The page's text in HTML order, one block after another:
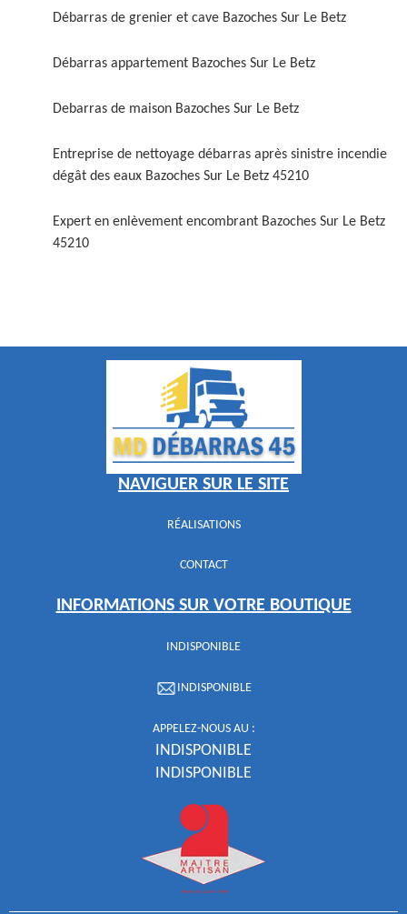
Débarras de grenier et cave Bazoches Sur Le Betz
Débarras appartement Bazoches Sur Le Betz
Debarras de maison Bazoches Sur Le Betz
Entreprise de nettoyage débarras après sinistre incendie
dégât des eaux Bazoches Sur Le Betz 45210
Expert en enlèvement encombrant Bazoches Sur Le Betz
45210
NAVIGUER SUR LE SITE
RÉALISATIONS
CONTACT
INFORMATIONS SUR VOTRE BOUTIQUE
INDISPONIBLE
INDISPONIBLE
APPELEZ-NOUS AU :
INDISPONIBLE
INDISPONIBLE